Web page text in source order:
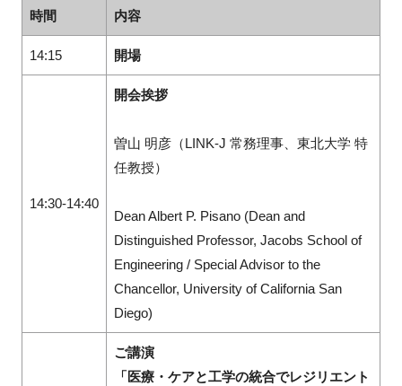
時間 内容
14:15 開場
14:30-14:40
開会挨拶
曽山 明彦（LINK-J 常務理事、東北大学 特
任教授）
Dean Albert P. Pisano (Dean and
Distinguished Professor, Jacobs School of
Engineering / Special Advisor to the
Chancellor, University of California San
Diego)
ご講演
「医療・ケアと工学の統合でレジリエント